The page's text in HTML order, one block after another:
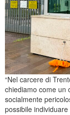
“Nel carcere di
chiediamo come un
socialmente
possibile